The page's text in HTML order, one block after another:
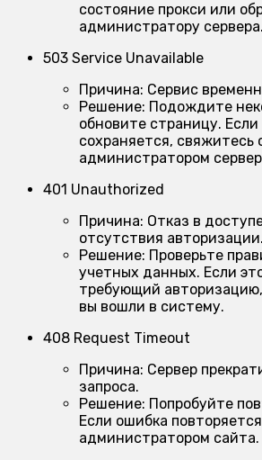
состояние прокси или
администратору сервера.
503 Service Unavailable
Причина: Сервис
Решение: Подождите
обновите страницу. Если
сохраняется, свяжитесь
администратором
401 Unauthorized
Причина: Отказ в
отсутствия авторизации.
Решение: Проверьте
учетных данных. Если
требующий
вы вошли в систему.
408 Request Timeout
Причина: Сервер
запроса.
Решение: Попробуйте
Если ошибка
администратором сайта.